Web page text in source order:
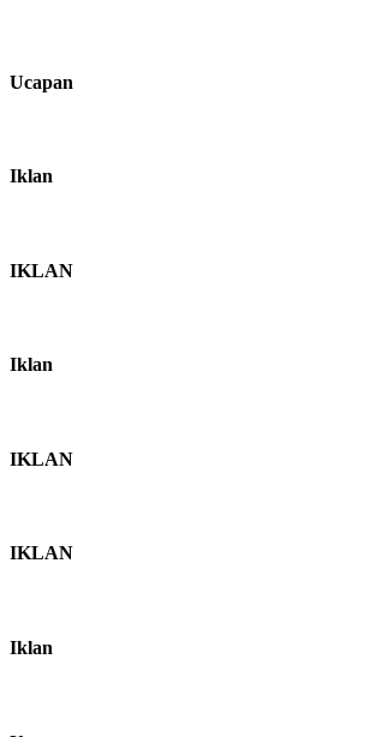
Ucapan
Iklan
IKLAN
Iklan
IKLAN
IKLAN
Iklan